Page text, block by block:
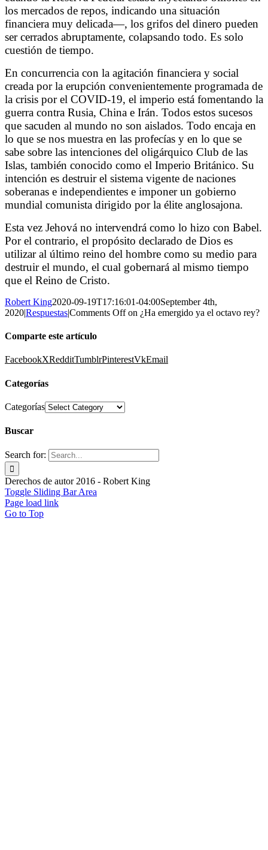
los mercados de repos, indicando una situación
financiera muy delicada—, los grifos del dinero pueden
ser cerrados abruptamente, colapsando todo. Es solo
cuestión de tiempo.
En concurrencia con la agitación financiera y social
creada por la erupción convenientemente programada de
la crisis por el COVID-19, el imperio está fomentando la
guerra contra Rusia, China e Irán. Todos estos sucesos
que sacuden al mundo no son aislados. Todo encaja en
lo que se nos muestra en las profecías y en lo que se
sabe sobre las intenciones del oligárquico Club de las
Islas, también conocido como el Imperio Británico. Su
intención es destruir el sistema vigente de naciones
soberanas e independientes e imponer un gobierno
mundial comunista dirigido por la élite anglosajona.
Esta vez Jehová no intervendrá como lo hizo con Babel.
Por el contrario, el propósito declarado de Dios es
utilizar al último reino del hombre como su medio para
destruir el mundo, el cual gobernará al mismo tiempo
que el Reino de Cristo.
Robert King2020-09-19T17:16:01-04:00September 4th,
2020|Respuestas|Comments Offon ¿Ha emergido ya el octavo rey?
Comparte este artículo
FacebookXRedditTumblrPinterestVkEmail
Categorías
Categorías
Buscar
Search for:
Derechos de autor 2016 - Robert King
Toggle Sliding Bar Area
Page load link
Go to Top